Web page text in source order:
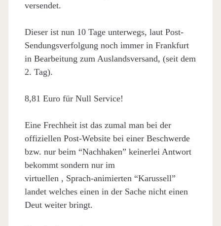
versendet.
Dieser ist nun 10 Tage unterwegs, laut Post-
Sendungsverfolgung noch immer in Frankfurt
in Bearbeitung zum Auslandsversand, (seit dem
2. Tag).
8,81 Euro für Null Service!
Eine Frechheit ist das zumal man bei der
offiziellen Post-Website bei einer Beschwerde
bzw. nur beim “Nachhaken” keinerlei Antwort
bekommt sondern nur im
virtuellen , Sprach-animierten “Karussell”
landet welches einen in der Sache nicht einen
Deut weiter bringt.